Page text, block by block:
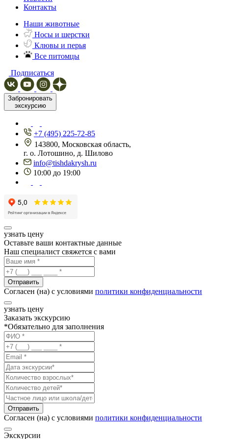
Контакты
Наши животные
Носы и шерстки
Клювы и перья
Все питомцы
Подписаться
Забронировать
экскурсию
+7 (495) 225-72-85
143800, Московская область,
г. о. Лотошино, д. Шилово
info@tishdakrysh.ru
10:00 до 19:00
узнать цену
Оставьте ваши контактные данные
Наш специалист свяжется с вами
Отправить
Согласен (на) с условиями политики конфиденциальности
узнать цену
Заказать экскурсию
*Обязательно для заполнения
Отправить
Согласен (на) с условиями политики конфиденциальности
Экскурсии